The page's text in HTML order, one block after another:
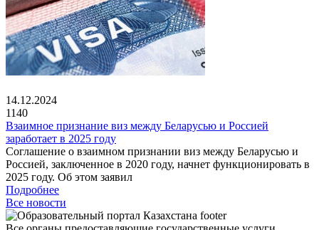
14.12.2024
1140
Взаимное признание виз между Беларусью и Россией
заработает в 2025 году
Соглашение о взаимном признании виз между Беларусью и
Россией, заключенное в 2020 году, начнет функционировать в
2025 году. Об этом заявил
Подробнее
Все новости